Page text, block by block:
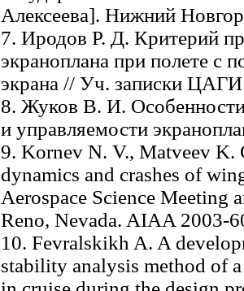
Алексеева]. Нижний
7. Иродов Р. Д. Критерий
экраноплана при полете с
экрана // Уч. записки
8. Жуков В. И.
и управляемости
9. Kornev N. V., Matveev
dynamics and crashes of
Aerospace Science Meeting
Reno, Nevada. AIAA 2003-
10. Fevralskikh A. A
stability analysis method of